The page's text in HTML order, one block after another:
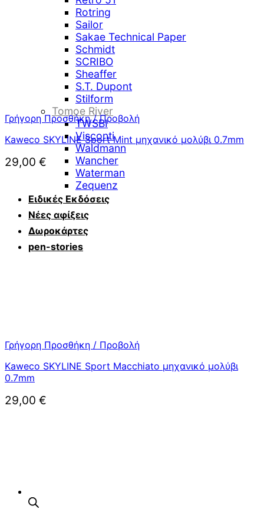
Rotring
Sailor
Sakae Technical Paper
Schmidt
SCRIBO
Sheaffer
S.T. Dupont
Stilform
Tomoe River
TWSBI
Visconti
Waldmann
Wancher
Waterman
Zequenz
Ειδικές Εκδόσεις
Νέες αφίξεις
Δωροκάρτες
pen-stories
Γρήγορη Προσθήκη / Προβολή
Kaweco SKYLINE Sport Mint μηχανικό μολύβι 0.7mm
29,00 €
Γρήγορη Προσθήκη / Προβολή
Kaweco SKYLINE Sport Macchiato μηχανικό μολύβι
0.7mm
29,00 €